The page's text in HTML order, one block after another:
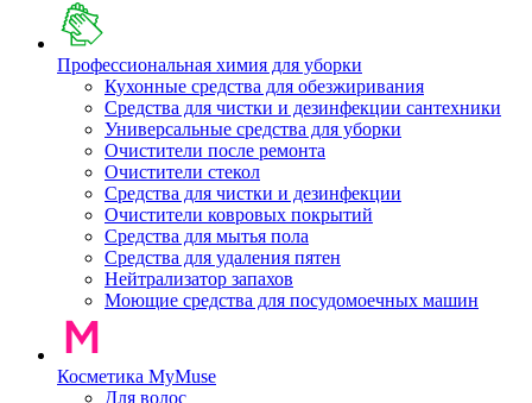
Профессиональная химия для уборки
Кухонные средства для обезжиривания
Средства для чистки и дезинфекции сантехники
Универсальные средства для уборки
Очистители после ремонта
Очистители стекол
Средства для чистки и дезинфекции
Очистители ковровых покрытий
Средства для мытья пола
Средства для удаления пятен
Нейтрализатор запахов
Моющие средства для посудомоечных машин
Косметика MyMuse
Для волос